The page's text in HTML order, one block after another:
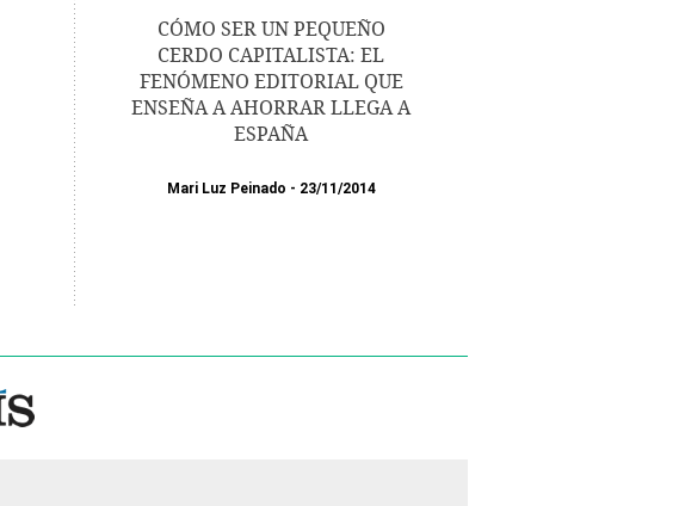
CÓMO SER UN PEQUEÑO
CERDO CAPITALISTA: EL
FENÓMENO EDITORIAL QUE
ENSEÑA A AHORRAR LLEGA A
ESPAÑA
Mari Luz Peinado 23/11/2014